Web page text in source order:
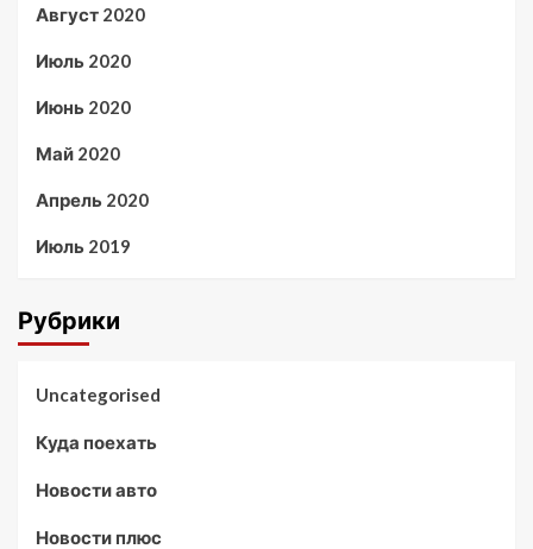
Август 2020
Июль 2020
Июнь 2020
Май 2020
Апрель 2020
Июль 2019
Рубрики
Uncategorised
Куда поехать
Новости авто
Новости плюс